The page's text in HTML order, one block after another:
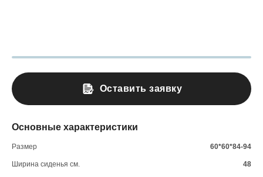
Основные характеристики
Размер 60*60*84-94
Ширина сиденья см. 48
Оставить заявку